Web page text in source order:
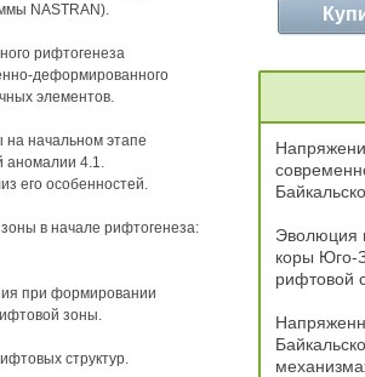
NASTRAN).
рифтогенеза
деформированного
элементов.
начальном этапе
аномалии 4.1.
его особенностей.
в начале рифтогенеза:
при формировании
зоны.
структур.
Эволюция
коры Юго-
рифтовой